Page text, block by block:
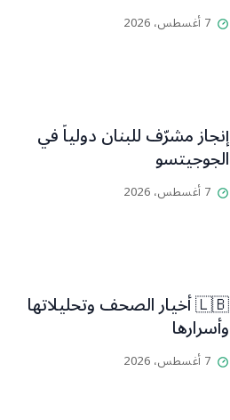
7 أغسطس، 2026
إنجاز مشرّف للبنان دولياً في
الجوجيتسو
7 أغسطس، 2026
🇱🇧 أخيار الصحف وتحليلاتها
وأسرارها
7 أغسطس، 2026